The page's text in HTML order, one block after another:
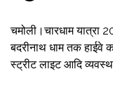
चमोली।चारधाम यात्रा
बदरीनाथ धाम तक हाईवे
स्ट्रीट लाइट आदि